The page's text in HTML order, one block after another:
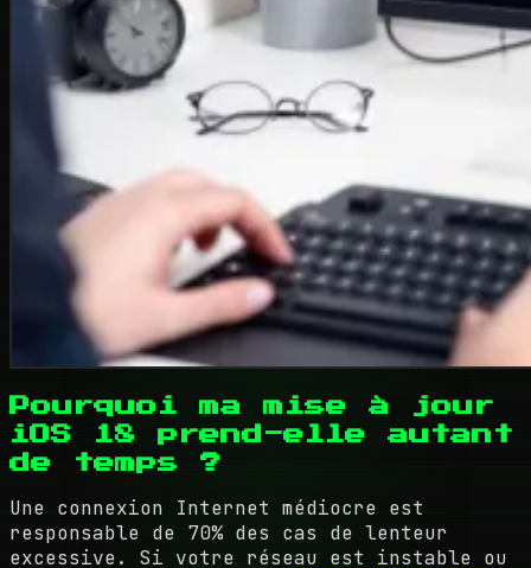
Pourquoi ma mise à jour
iOS 18 prend-elle autant
de temps ?
Une connexion Internet médiocre est
responsable de 70% des cas de lenteur
excessive. Si votre réseau est instable ou